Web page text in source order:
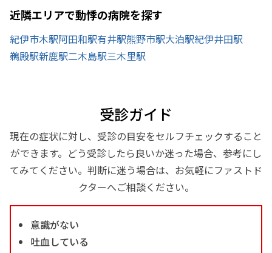
近隣エリアで動悸の病院を探す
紀伊市木駅阿田和駅有井駅熊野市駅大泊駅紀伊井田駅
鵜殿駅新鹿駅二木島駅三木里駅
受診ガイド
現在の症状に対し、受診の目安をセルフチェックすること
ができます。どう受診したら良いか迷った場合、参考にし
てみてください。判断に迷う場合は、お気軽にファストド
クターへご相談ください。
意識がない
吐血している